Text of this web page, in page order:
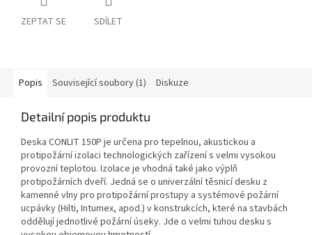
ZEPTAT SE SDÍLET
Popis Související soubory (1) Diskuze
Detailní popis produktu
Deska CONLIT 150P je určena pro tepelnou, akustickou a
protipožární izolaci technologických zařízení s velmi vysokou
provozní teplotou. Izolace je vhodná také jako výplň
protipožárních dveří. Jedná se o univerzální těsnicí desku z
kamenné vlny pro protipožární prostupy a systémové požární
ucpávky (Hilti, Intumex, apod.) v konstrukcích, které na stavbách
oddělují jednotlivé požární úseky. Jde o velmi tuhou desku s